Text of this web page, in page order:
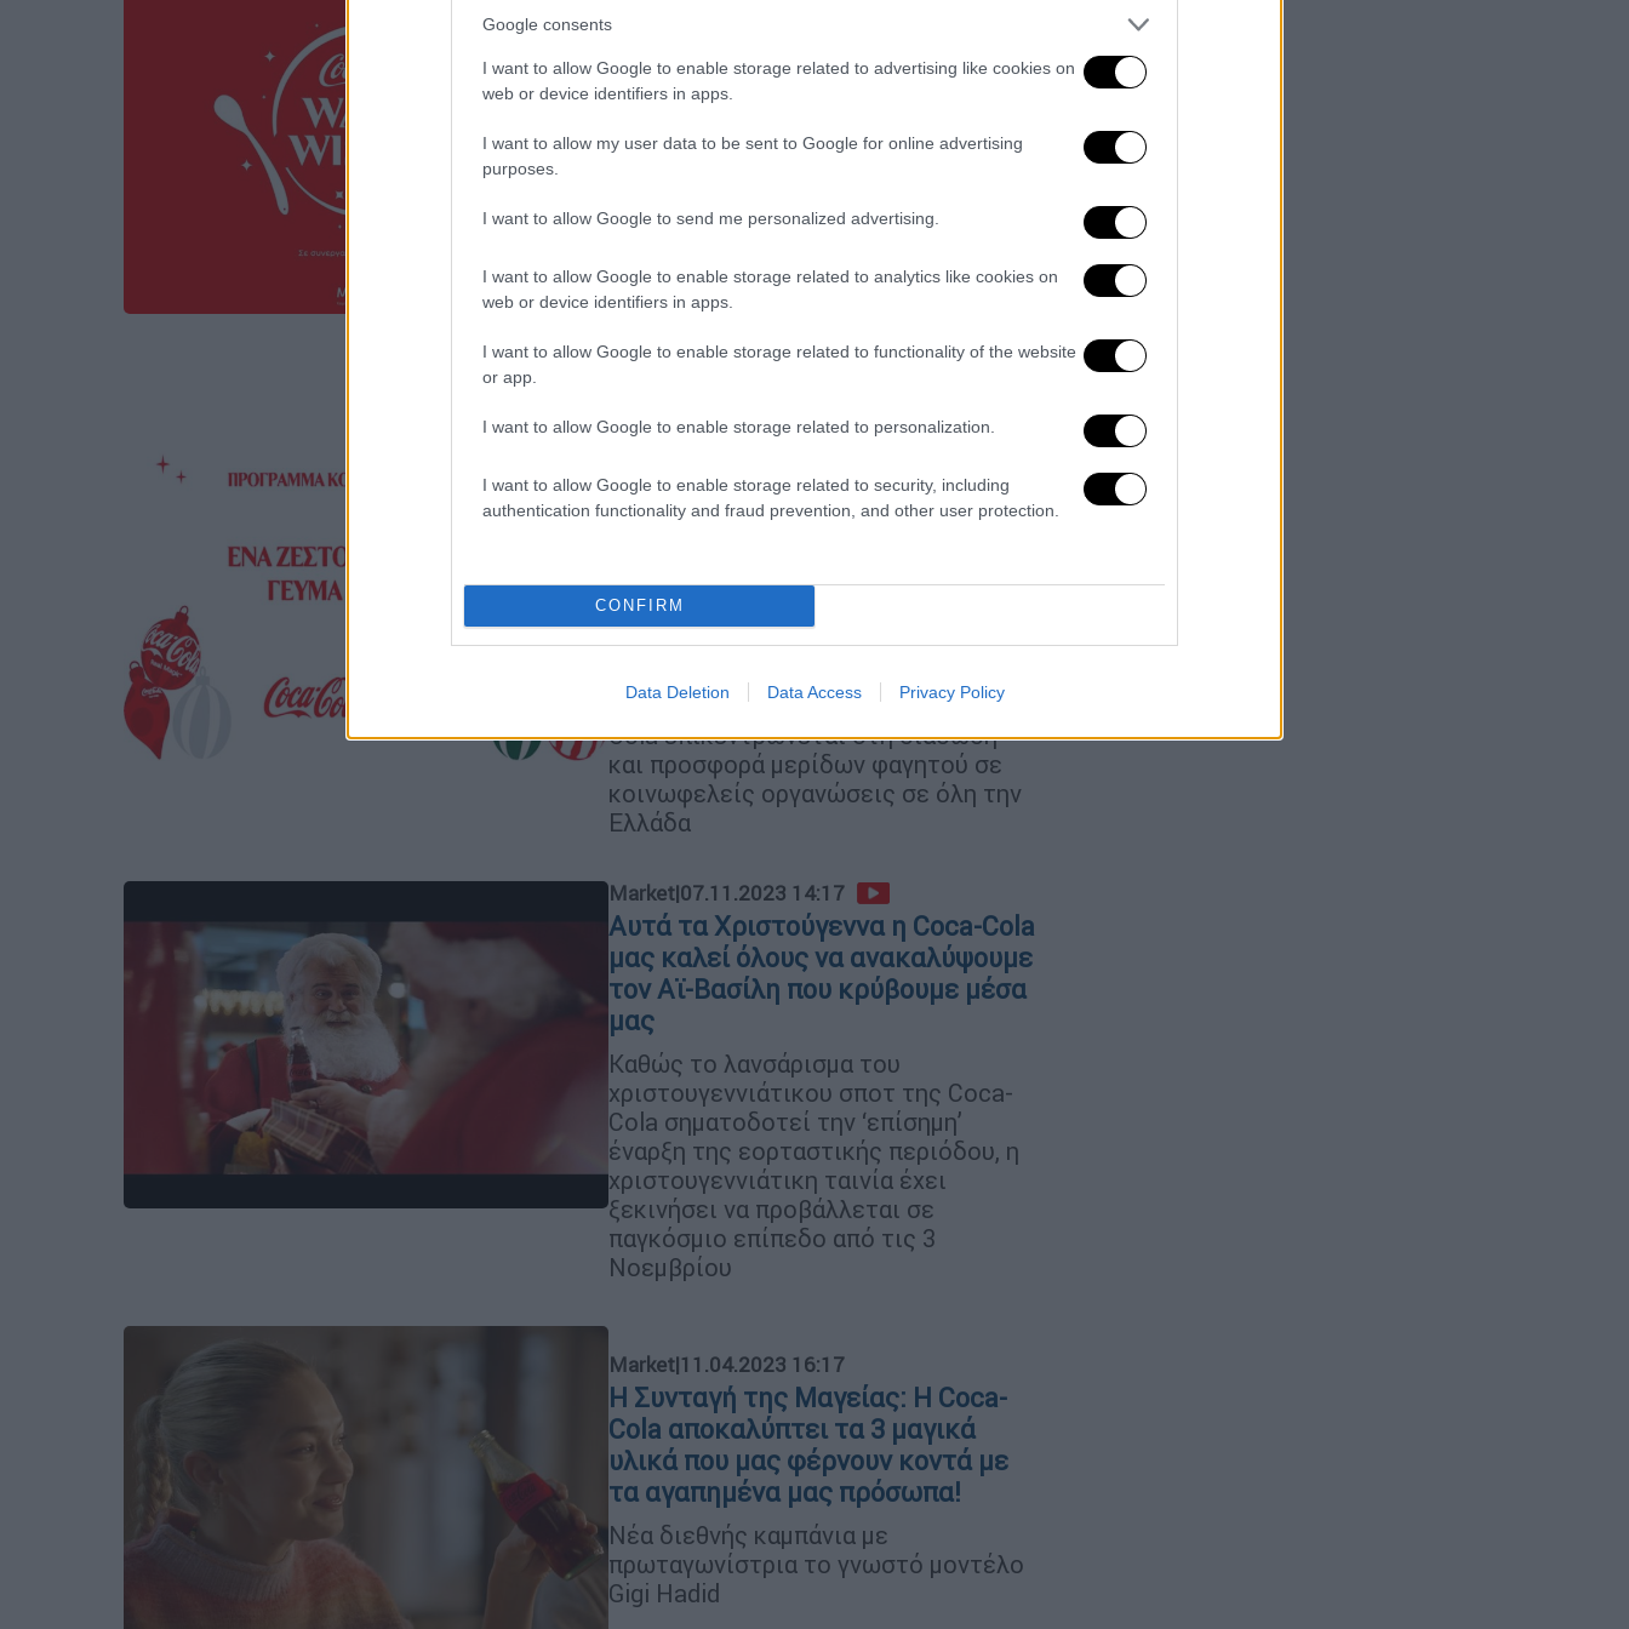
Google consents
I want to allow Google to enable storage related to advertising like cookies on
web or device identifiers in apps.
I want to allow my user data to be sent to Google for online advertising
purposes.
I want to allow Google to send me personalized advertising.
I want to allow Google to enable storage related to analytics like cookies on
web or device identifiers in apps.
I want to allow Google to enable storage related to functionality of the website
or app.
I want to allow Google to enable storage related to personalization.
I want to allow Google to enable storage related to security, including
authentication functionality and fraud prevention, and other user protection.
CONFIRM
Data Deletion Data Access Privacy Policy
Αυτά τα Χριστούγεννα, Coca-Cola
και «Μπορούμε» ενώνουν τις
δυνάμεις τους και δημιουργούν
κοινωνικής στήριξης
Οργάνωση, «Μπορούμε», η Coca-Cola
για τη διάσωση και προσφορά
εκατομμυρίων μερίδων τροφίμων και
συστήνει ξανά τη δράση «Ένα
Η Coca-Cola υλοποιεί ένα νέο
μεγάλο πρόγραμμα κοινωνικής
της
Σε συνεργασία με τον Μη
Κερδοσκοπικό Οργανισμό
«Μπορούμε» το πρόγραμμα της Coca-
Cola επικεντρώνεται στη διάσωση
και προσφορά μερίδων φαγητού σε
κοινωφελείς οργανώσεις σε όλη την
Ελλάδα
Market|07.11.2023 14:17
Αυτά τα Χριστούγεννα η Coca-Cola
μας καλεί όλους να ανακαλύψουμε
τον Αϊ-Βασίλη που κρύβουμε μέσα
μας
Καθώς το λανσάρισμα του
χριστουγεννιάτικου σποτ της Coca-
Cola σηματοδοτεί την ‘επίσημη’
έναρξη της εορταστικής περιόδου, η
χριστουγεννιάτικη ταινία έχει
ξεκινήσει να προβάλλεται σε
παγκόσμιο επίπεδο από τις 3
Νοεμβρίου
Market|11.04.2023 16:17
H Συνταγή της Μαγείας: Η Coca-
Cola αποκαλύπτει τα 3 μαγικά
υλικά που μας φέρνουν κοντά με
τα αγαπημένα μας πρόσωπα!
Νέα διεθνής καμπάνια με
πρωταγωνίστρια το γνωστό μοντέλο
Gigi Hadid